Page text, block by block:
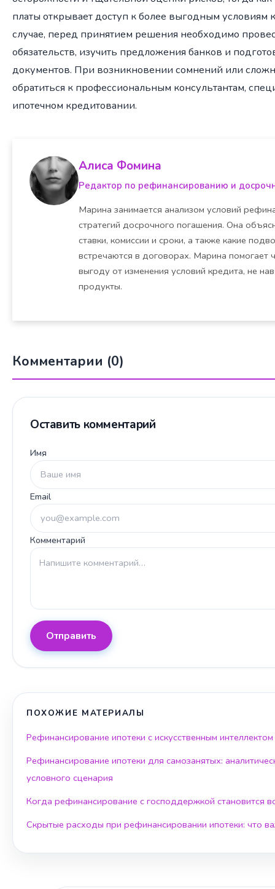
платы открывает доступ к более выгодным условиям
случае, перед принятием решения необходимо
обязательств, изучить предложения банков и
документов. При возникновении сомнений или
обратиться к профессиональным консультантам,
ипотечном кредитовании.
Алиса Фомина
Редактор по рефинансированию и
Марина занимается анализом условий
стратегий досрочного погашения. Она
ставки, комиссии и сроки, а также какие
встречаются в договорах. Марина помогает
выгоду от изменения условий кредита, не
продукты.
Комментарии (0)
Оставить комментарий
Имя
Email
Комментарий
Отправить
ПОХОЖИЕ МАТЕРИАЛЫ
Рефинансирование ипотеки с искусственным интеллектом
Рефинансирование ипотеки для самозанятых:
условного сценария
Когда рефинансирование с господдержкой становится
Скрытые расходы при рефинансировании ипотеки: что